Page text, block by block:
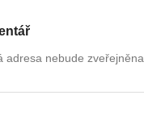
adresa nebude zveřejněna.